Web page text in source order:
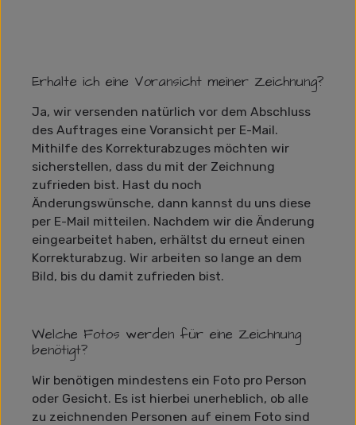
Erhalte ich eine Voransicht meiner Zeichnung?
Ja, wir versenden natürlich vor dem Abschluss
des Auftrages eine Voransicht per E-Mail.
Mithilfe des Korrekturabzuges möchten wir
sicherstellen, dass du mit der Zeichnung
zufrieden bist. Hast du noch
Änderungswünsche, dann kannst du uns diese
per E-Mail mitteilen. Nachdem wir die Änderung
eingearbeitet haben, erhältst du erneut einen
Korrekturabzug. Wir arbeiten so lange an dem
Bild, bis du damit zufrieden bist.
Welche Fotos werden für eine Zeichnung
benötigt?
Wir benötigen mindestens ein Foto pro Person
oder Gesicht. Es ist hierbei unerheblich, ob alle
zu zeichnenden Personen auf einem Foto sind